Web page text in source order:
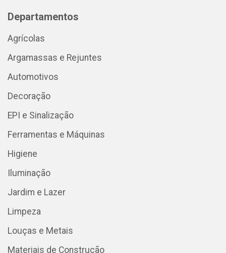
Departamentos
Agrícolas
Argamassas e Rejuntes
Automotivos
Decoração
EPI e Sinalização
Ferramentas e Máquinas
Higiene
Iluminação
Jardim e Lazer
Limpeza
Louças e Metais
Materiais de Construção